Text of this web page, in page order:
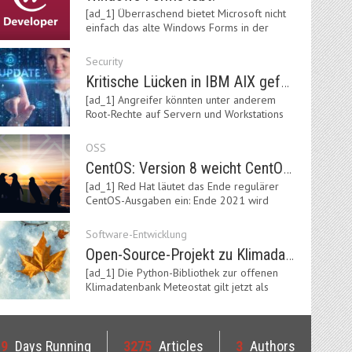
[ad_1] Überraschend bietet Microsoft nicht
einfach das alte Windows Forms in der
Security
Kritische Lücken in IBM AIX gefährden Server
[ad_1] Angreifer könnten unter anderem
Root-Rechte auf Servern und Workstations
OSS
CentOS: Version 8 weicht CentOS Stream
[ad_1] Red Hat läutet das Ende regulärer
CentOS-Ausgaben ein: Ende 2021 wird
Software-Entwicklung
Open-Source-Projekt zu Klimadaten: Meteostat Python Library 1.0 erschienen
[ad_1] Die Python-Bibliothek zur offenen
Klimadatenbank Meteostat gilt jetzt als
Days Running 3275 Articles 3 Authors